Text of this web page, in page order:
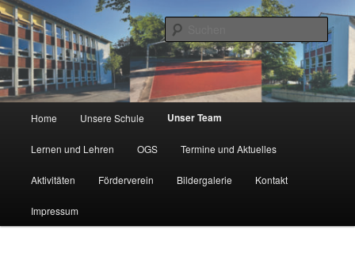
Zum
primären
Inhalt
springenKGS Erlenweg
Städtische Katholische Grundschule
Home Unsere Schule Unser Team
Lernen und Lehren OGS Termine und Aktuelles
Aktivitäten Förderverein Bildergalerie Kontakt
Impressum